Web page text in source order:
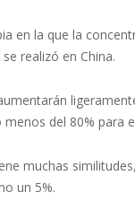
en la que la
realizó en China.
del 80% para
muchas
un 5%.